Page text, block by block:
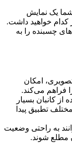
نمایش
داشت.
را به
امکان
می‌کند.
بسیار
تطبیق پیدا
راحتی وضعیت
شوند.